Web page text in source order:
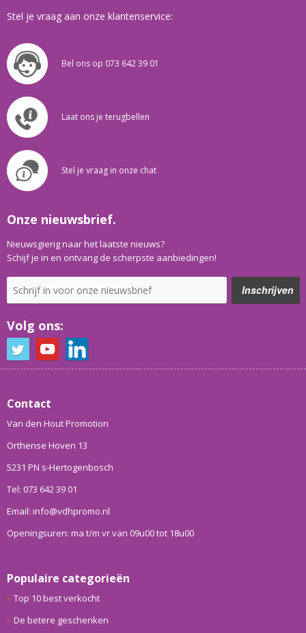
Stel je vraag aan onze klantenservice:
Bel ons op 073 642 39 01
Laat ons je terugbellen
Stel je vraag in onze chat
Onze nieuwsbrief.
Nieuwsgierig naar het laatste nieuws?
Schijf je in en ontvang de scherpste aanbiedingen!
Volg ons:
Contact
Van den Hout Promotion
Orthense Hoven 13
5231 PN s-Hertogenbosch
Tel: 073 642 39 01
Email: info@vdhpromo.nl
Openingsuren: ma t/m vr van 09u00 tot 18u00
Populaire categorieën
Top 10 best verkocht
De betere geschenken